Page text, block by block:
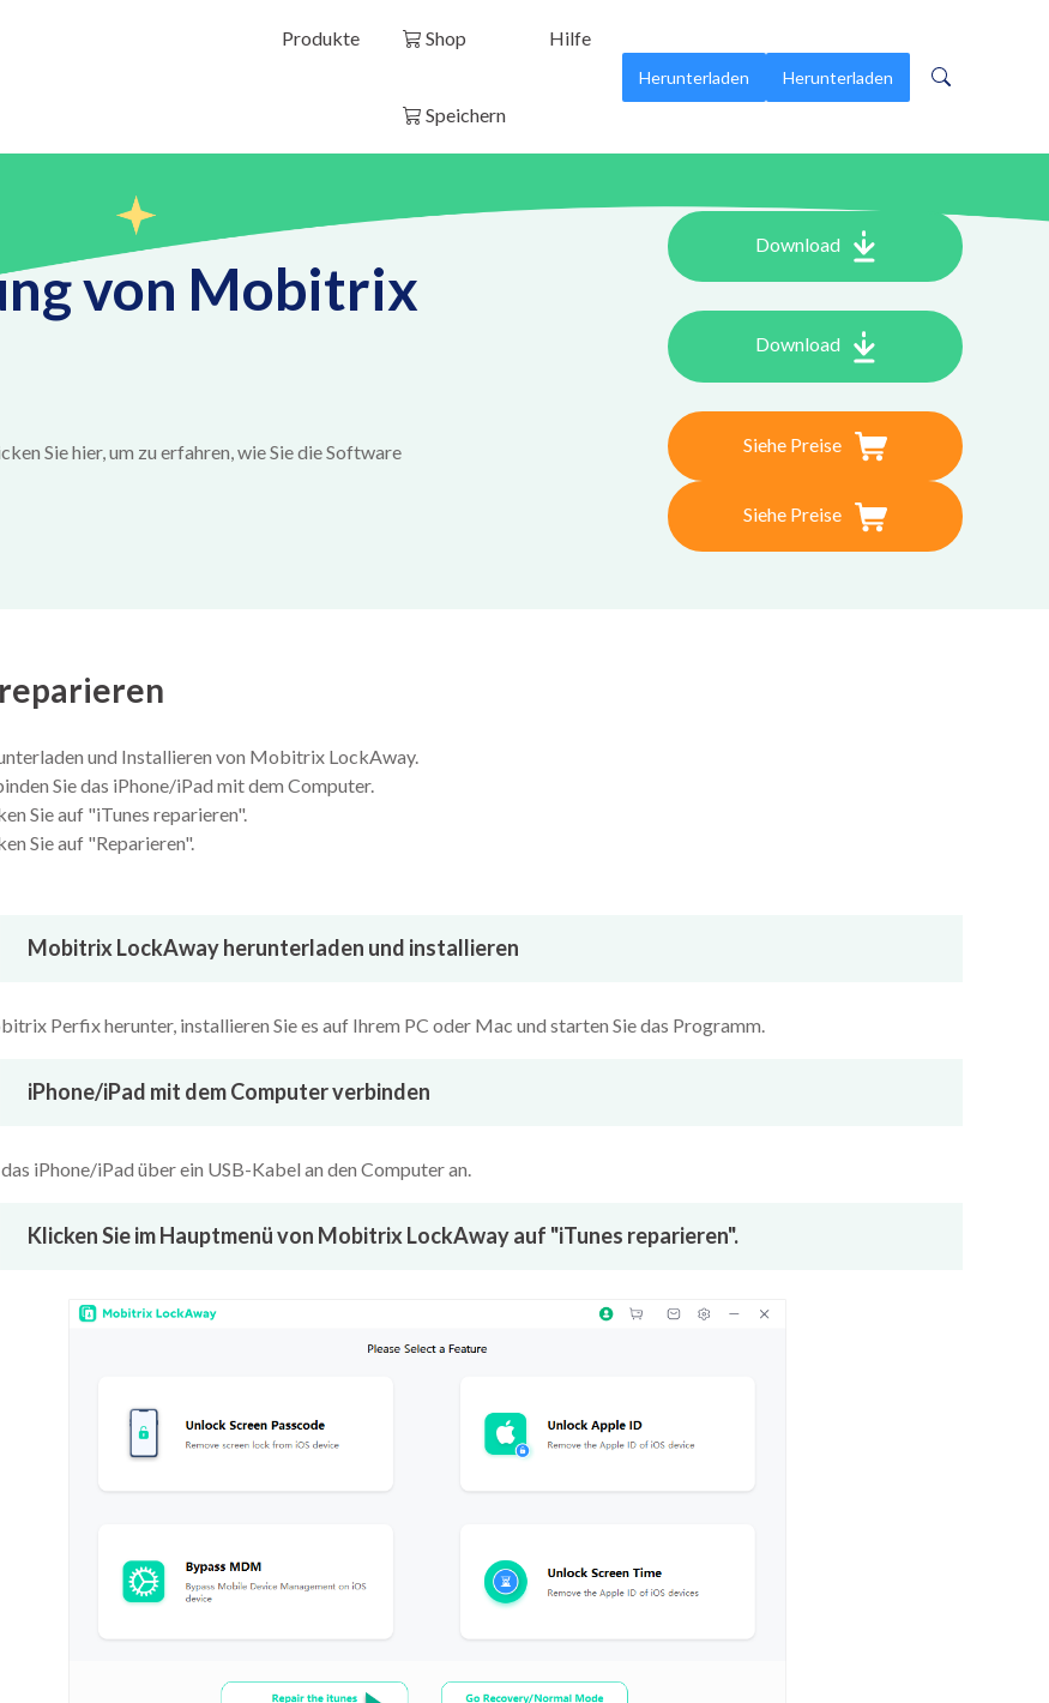
Produkte Shop
Speichern
Hilfe
Herunterladen Herunterladen
von Mobitrix
Sie hier, um zu erfahren, wie Sie die Software
Download
Download
Siehe Preise
Siehe Preise
und Installieren von Mobitrix LockAway.
Sie das iPhone/iPad mit dem Computer.
Sie auf "iTunes reparieren".
Sie auf "Reparieren".
Mobitrix LockAway herunterladen und installieren
Perfix herunter, installieren Sie es auf Ihrem PC oder Mac und starten Sie das Programm.
iPhone/iPad mit dem Computer verbinden
iPhone/iPad über ein USB-Kabel an den Computer an.
Klicken Sie im Hauptmenü von Mobitrix LockAway auf "iTunes reparieren".